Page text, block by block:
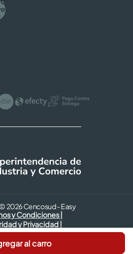
al carro
2026 Cencosud - Easy
y Condiciones |
y Privacidad |
de ética